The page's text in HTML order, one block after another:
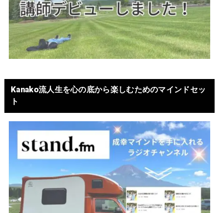
Kanako流人生を心の底から楽しむためのマインドセッ
ト